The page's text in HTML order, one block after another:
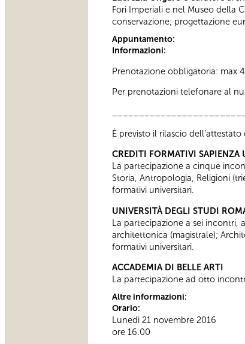
Fori Imperiali e nel Museo della
conservazione; progettazione
Appuntamento:
Informazioni:
Prenotazione obbligatoria: max
Per prenotazioni telefonare al
È previsto il rilascio
CREDITI FORMATIVI SAPIENZA
La partecipazione a cinque
Storia, Antropologia, Religioni
formativi universitari.
UNIVERSITÀ DEGLI STUDI
La partecipazione a sei incontri,
architettonica (magistrale);
formativi universitari.
ACCADEMIA DI BELLE ARTI
La partecipazione ad otto
Altre informazioni:
Orario:
Lunedì 21 novembre 2016
ore 16.00